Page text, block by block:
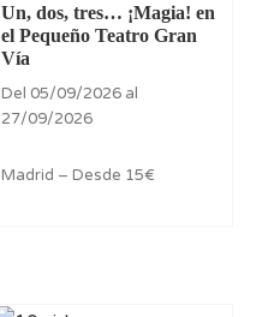
Un, dos, tres… ¡Magia! en
el Pequeño Teatro Gran
Vía
Del 05/09/2026 al
27/09/2026
Madrid – Desde 15€